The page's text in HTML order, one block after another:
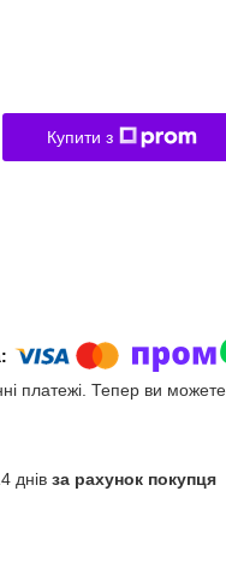
Купити з
платежі. Тепер ви
днів за рахунок покупця